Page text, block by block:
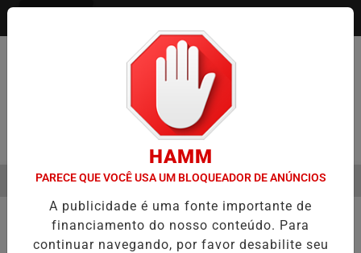
Pesquisar Notícia
É A VIRADA DO VAREJO ÓPTICO EM 2026 WELTON LEMOS
EM ALTA
MENU
HAMM
PARECE QUE VOCÊ USA UM BLOQUEADOR DE ANÚNCIOS
A publicidade é uma fonte importante de
financiamento do nosso conteúdo. Para
continuar navegando, por favor desabilite seu